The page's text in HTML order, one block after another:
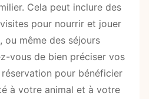
Cela peut inclure des
pour nourrir et jouer
ou même des séjours
vous de bien préciser vos
pour bénéficier
à votre animal et à votre